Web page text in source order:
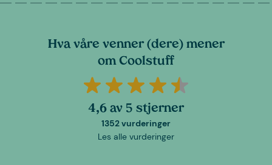
Hva våre venner (dere) mener
om Coolstuff
4,6 av 5 stjerner
1352 vurderinger
Les alle vurderinger